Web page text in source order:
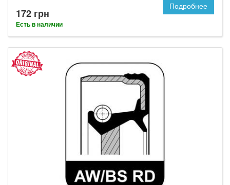
172 грн
Есть в наличии
Подробнее